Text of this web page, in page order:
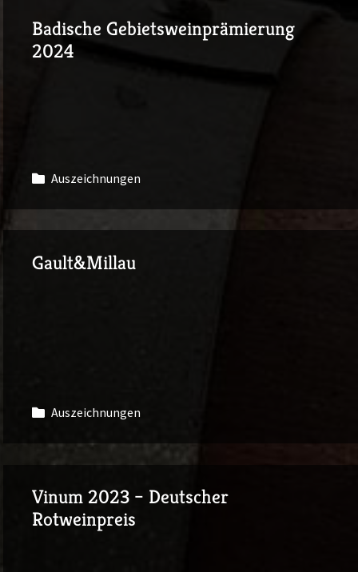
Badische Gebietsweinprämierung
2024
Auszeichnungen
Gault&Millau
Auszeichnungen
Vinum 2023 – Deutscher
Rotweinpreis